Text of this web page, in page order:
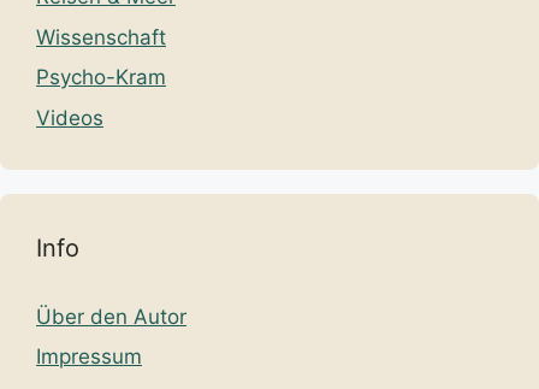
Wissenschaft
Psycho-Kram
Videos
Info
Über den Autor
Impressum